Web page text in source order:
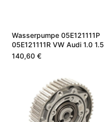
Wasserpumpe 05E121111P
05E121111R VW Audi 1.0 1.5
TSI Neu
140,60 €